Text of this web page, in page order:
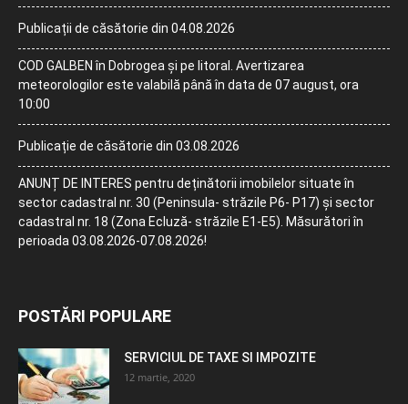
Publicații de căsătorie din 04.08.2026
COD GALBEN în Dobrogea și pe litoral. Avertizarea
meteorologilor este valabilă până în data de 07 august, ora
10:00
Publicație de căsătorie din 03.08.2026
ANUNȚ DE INTERES pentru deținătorii imobilelor situate în
sector cadastral nr. 30 (Peninsula- străzile P6- P17) și sector
cadastral nr. 18 (Zona Ecluză- străzile E1-E5). Măsurători în
perioada 03.08.2026-07.08.2026!
POSTĂRI POPULARE
SERVICIUL DE TAXE SI IMPOZITE
12 martie, 2020